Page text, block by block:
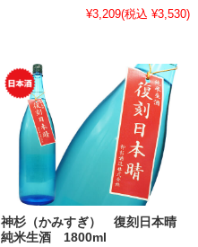
¥3,209(税込 ¥3,530)
神杉（かみすぎ） 復刻日本晴
純米生酒 1800ml